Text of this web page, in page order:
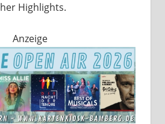
Highlights.
Anzeige